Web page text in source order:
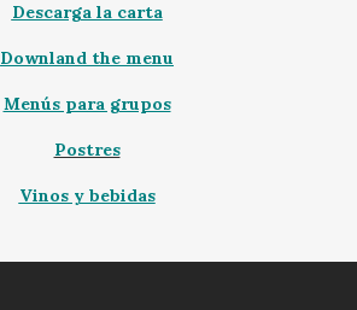
Descarga la carta
Downland the menu
Menús para grupos
Postres
Vinos y bebidas